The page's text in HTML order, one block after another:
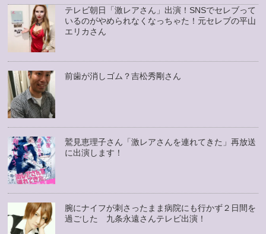
テレビ朝日「激レアさん」出演！SNSでセレブって
いるのがやめられなくなっちゃた！元セレブの平山
エリカさん
前歯が消しゴム？吉松秀剛さん
鷲見恵理子さん「激レアさんを連れてきた」再放送
に出演します！
腕にナイフが刺さったまま病院にも行かず２日間を
過ごした 九条永遠さんテレビ出演！